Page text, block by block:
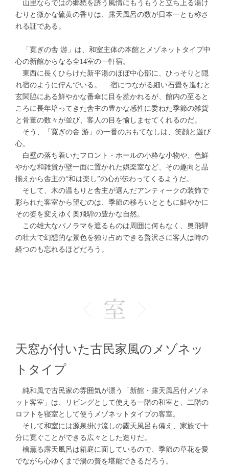
山里ならではの郷愁を誘う風情にもうもうと立ち上る湯け
むりと微かな硫黄の香りは、露天風呂の数が日本一とも称さ
れる証である。
「寛ぎの舎 游」は、和室主体の本館とメゾネットタイプ中
心の新館からなる全14室の一軒宿。
東西に長くひらけた新平湯のほぼ中心部に、ひっそりと隠
れ宿のように佇んでいる。 宿につながる細い石畳を進むと
玄関脇にある鮮やかな番傘に目を惹かれるが、館内の至ると
ころに長年培ってきた舎主の豊かな感性に委ねた季節の雑貨
と骨董の数々が並び、客人の目を愉しませてくれるのだ。
そう、「寛ぎの舎 游」の一番のおもてなしは、笑顔と遊び
心。
白壁の落ち着いたフロント・ホールの小粋な小物や、色鮮
やかな和雑貨が壁一面に置かれた娯楽室など、その趣向と品
揃えから舎主の“和は楽し”の心が伝わってくるようだ。
そして、木の温もりと舎主が選んだアンティークの装飾で
彩られた客室から望むのは、季節の移ろいとともに鮮やかに
その姿を変えゆく奥飛騨の豊かな自然。
この雄大なパノラマを遮るものは周囲に何もなく、奥飛騨
の壮大で幻想的な景色を独り占めできる贅沢さに客人は時の
経つのも忘れるほどだろう。
天窓が付いた古民家風のメゾネッ
トタイプ
純和風で古民家の雰囲気が漂う「新館・露天風呂付メゾネ
ット客室」は、リビングとして使える一階の和室と、二階の
ロフトを寝室として使うメゾネットタイプの客室。
そして和室には源泉掛け流しの露天風呂も備え、家族で十
分に寛ぐことができる広々とした造りだ。
檜薫る露天風呂は箱庭に面しているので、季節の草花を愛
でながら心ゆくまで湯の贅を堪能できるだろう。